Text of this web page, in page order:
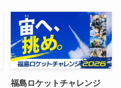
福島ロケットチャレンジ